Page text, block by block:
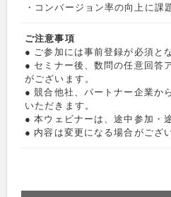
・コンバージョン率の向上に課
ご注意事項
● ご参加には事前登録が必須と
● セミナー後、数問の任意回答
がございます。
● 競合他社、パートナー企業か
いただきます。
● 本ウェビナーは、途中参加・
● 内容は変更になる場合がござ